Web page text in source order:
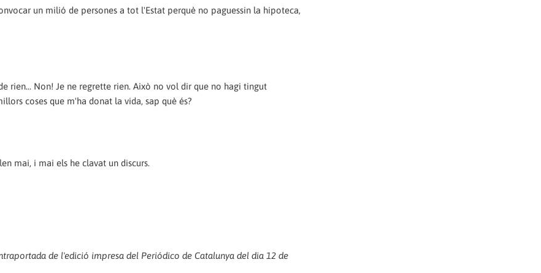
un milió de persones a tot l'Estat perquè no paguessin la hipoteca,
rien... Non! Je ne regrette rien. Això no vol dir que no hagi tingut
coses que m'ha donat la vida, sap què és?
mai, i mai els he clavat un discurs.
de l'edició impresa del Periódico de Catalunya del dia 12 de